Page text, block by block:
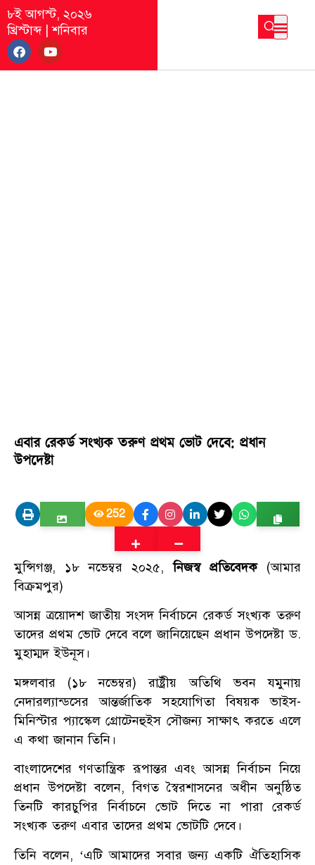
৮ই আগস্ট, ২০২৬
খ্রিস্টাব্দ|শনিবার
এবার রেকর্ড সংখ্যক তরুণ প্রথম ভোট দেবে: প্রধান
উপদেষ্টা
252
মুন্সিগঞ্জ, ১৮ নভেম্বর ২০২৫,নিজস্ব প্রতিবেদক(আমার
বিক্রমপুর)
আসন্ন ত্রয়োদশ জাতীয় সংসদ নির্বাচনে রেকর্ড সংখ্যক তরুণ
তাদের প্রথম ভোট দেবে বলে জানিয়েছেন প্রধান উপদেষ্টা ড.
মুহাম্মদ ইউনূস।
মঙ্গলবার (১৮ নভেম্বর) রাষ্ট্রীয় অতিথি ভবন যমুনায়
নেদারল্যান্ডসের আন্তর্জাতিক সহযোগিতা বিষয়ক ভাইস-
মিনিস্টার প্যাস্কেল গ্রোটেনহুইস সৌজন্য সাক্ষাৎ করতে এলে
এ কথা জানান তিনি।
বাংলাদেশের গণতান্ত্রিক রূপান্তর এবং আসন্ন নির্বাচন নিয়ে
প্রধান উপদেষ্টা বলেন, বিগত স্বৈরশাসনের অধীন অনুষ্ঠিত
তিনটি কারচুপির নির্বাচনে ভোট দিতে না পারা রেকর্ড
সংখ্যক তরুণ এবার তাদের প্রথম ভোটটি দেবে।
তিনি বলেন, ‘এটি আমাদের সবার জন্য একটি ঐতিহাসিক